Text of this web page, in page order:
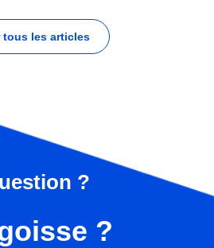
tous les articles
?
?